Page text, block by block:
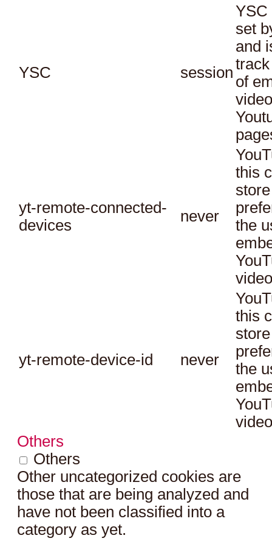
YSC session
YSC
set
and
of
yt-remote-connected-
devices
never
this
the
yt-remote-device-id never
this
the
Others
Others
Other uncategorized cookies are
those that are being analyzed and
have not been classified into a
category as yet.